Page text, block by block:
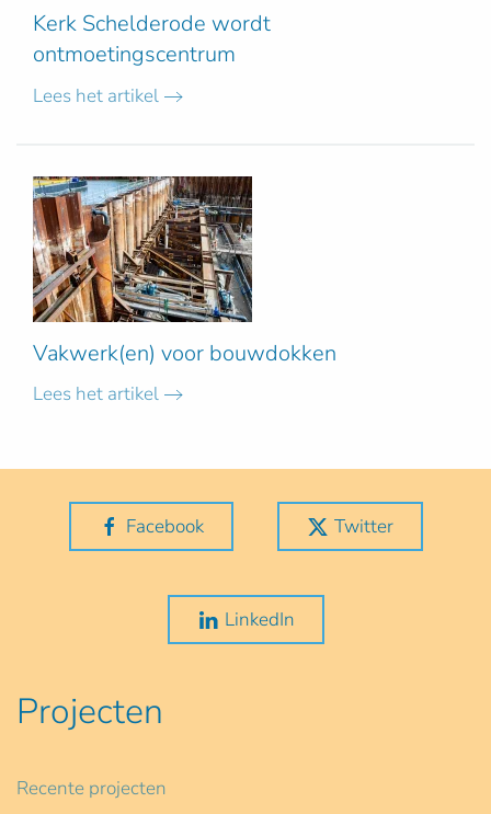
Kerk Schelderode wordt
ontmoetingscentrum
Lees het artikel
Vakwerk(en) voor bouwdokken
Lees het artikel
Facebook Twitter
LinkedIn
Projecten
Recente projecten